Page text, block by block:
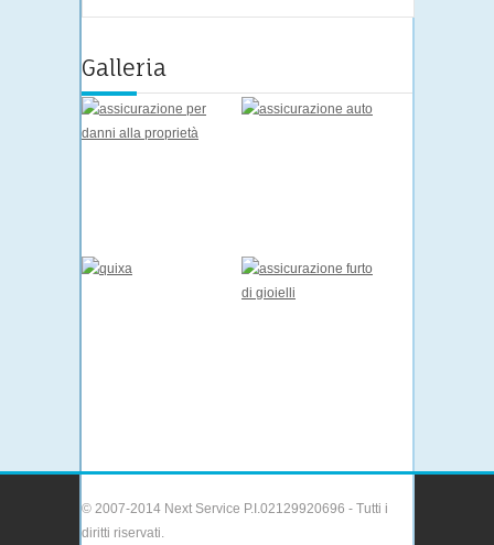
Galleria
© 2007-2014 Next Service P.I.02129920696 - Tutti i
diritti riservati.